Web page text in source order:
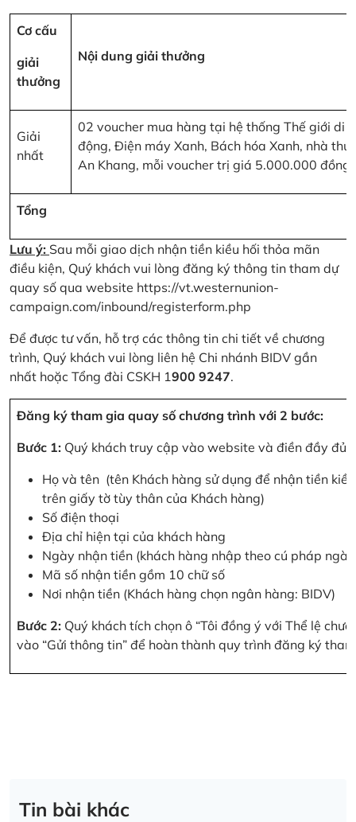
Cơ cấu
giải
thưởng
Nội dung giải thưởng
Giải
nhất
02 voucher mua hàng tại hệ thống Thế giới di
động, Điện máy Xanh, Bách hóa Xanh, nhà
An Khang, mỗi voucher trị giá 5.000.000 đồng
Tổng
Lưu ý: Sau mỗi giao dịch nhận tiền kiều hối thỏa mãn
điều kiện, Quý khách vui lòng đăng ký thông tin tham dự
quay số qua website https://vt.westernunion-
campaign.com/inbound/registerform.php
Để được tư vấn, hỗ trợ các thông tin chi tiết về chương
trình, Quý khách vui lòng liên hệ Chi nhánh BIDV gần
nhất hoặc Tổng đài CSKH 1900 9247.
Đăng ký tham gia quay số chương trình với 2 bước:
Bước 1: Quý khách truy cập vào website và điền đầy đủ
Họ và tên (tên Khách hàng sử dụng để nhận tiền
trên giấy tờ tùy thân của Khách hàng)
Số điện thoại
Địa chỉ hiện tại của khách hàng
Ngày nhận tiền (khách hàng nhập theo cú pháp
Mã số nhận tiền gồm 10 chữ số
Nơi nhận tiền (Khách hàng chọn ngân hàng: BIDV)
Bước 2: Quý khách tích chọn ô “Tôi đồng ý với Thể lệ
vào “Gửi thông tin” để hoàn thành quy trình đăng ký
Tin bài khác